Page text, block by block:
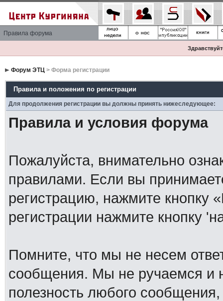
Правила форума
Форум ЭТЦ> Форма регистрации
Правила и положения по регистрации
Для продолжения регистрации вы должны принять нижеследующее:
Правила и условия форума
Пожалуйста, внимательно
правилами. Если вы
регистрацию, нажмите кнопку
регистрации нажмите кнопку
Помните, что мы не несем
сообщения. Мы не ручаемся и
полезность любого